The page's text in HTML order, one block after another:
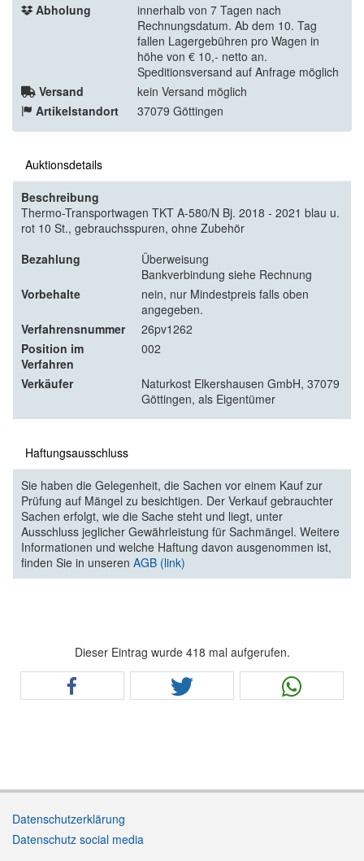
Abholung
innerhalb von 7 Tagen nach
Rechnungsdatum. Ab dem 10. Tag
fallen Lagergebühren pro Wagen in
höhe von € 10,- netto an.
Speditionsversand auf Anfrage möglich
Versand
kein Versand möglich
Artikelstandort
37079 Göttingen
Auktionsdetails
Beschreibung
Thermo-Transportwagen TKT A-580/N Bj. 2018 - 2021 blau u.
rot 10 St., gebrauchsspuren, ohne Zubehör
Bezahlung
Überweisung
Bankverbindung siehe Rechnung
Vorbehalte
nein, nur Mindestpreis falls oben
angegeben.
Verfahrensnummer
26pv1262
Position im
Verfahren
002
Verkäufer
Naturkost Elkershausen GmbH, 37079
Göttingen, als Eigentümer
Haftungsausschluss
Sie haben die Gelegenheit, die Sachen vor einem Kauf zur
Prüfung auf Mängel zu besichtigen. Der Verkauf gebrauchter
Sachen erfolgt, wie die Sache steht und liegt, unter
Ausschluss jeglicher Gewährleistung für Sachmängel. Weitere
Informationen und welche Haftung davon ausgenommen ist,
finden Sie in unseren AGB (link)
Dieser Eintrag wurde 418 mal aufgerufen.
Datenschutzerklärung
Datenschutz social media